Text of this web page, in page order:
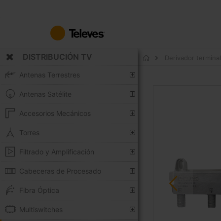
contenido
DISTRIBUCIÓN TV
Antenas Terrestres
Antenas Satélite
Accesorios Mecánicos
Torres
Filtrado y Amplificación
Cabeceras de Procesado
Fibra Óptica
Multiswitches
imágenes